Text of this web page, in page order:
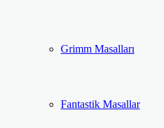
Grimm Masalları
Fantastik Masallar